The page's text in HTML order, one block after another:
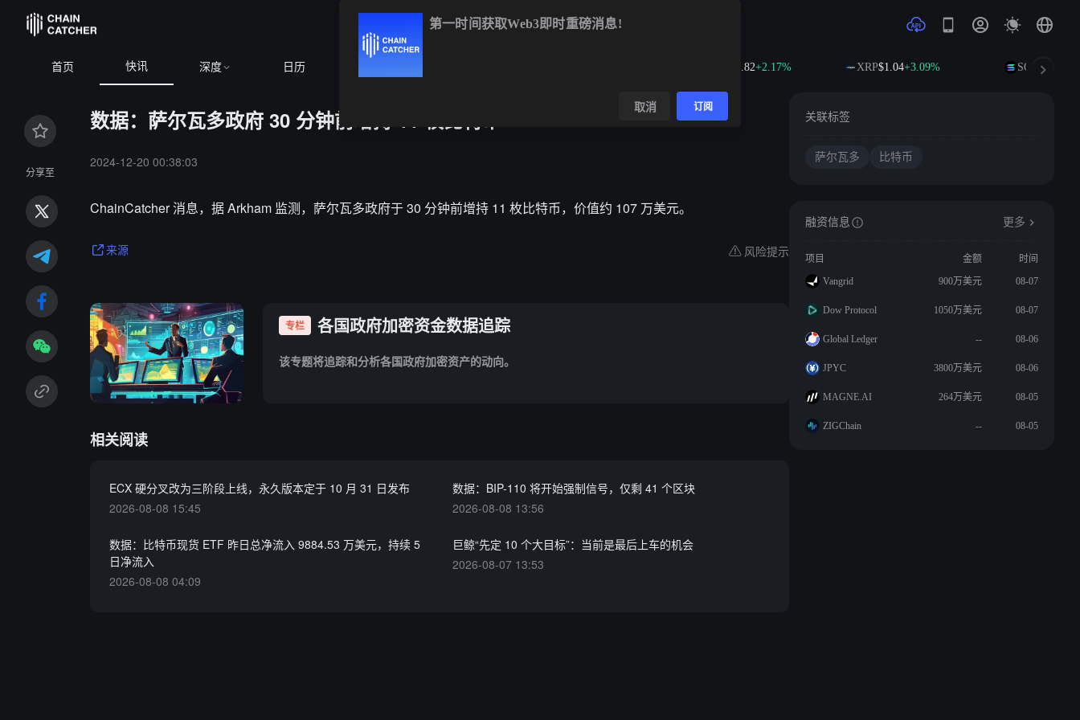
首页 快讯 深度 日历 $604.82+2.17% XRP$1.04+3.09% SOL $76.30
分享至
数据：萨尔瓦多政府 30 分钟前增持 11 枚比特币
2024-12-20 00:38:03
ChainCatcher 消息，据 Arkham 监测，萨尔瓦多政府于 30 分钟前增持 11 枚比特币，价值约 107 万美元。
来源 风险提示
专栏 各国政府加密资金数据追踪
该专题将追踪和分析各国政府加密资产的动向。
相关阅读
ECX 硬分叉改为三阶段上线，永久版本定于 10 月 31 日发布
2026-08-08 15:45
数据：BIP-110 将开始强制信号，仅剩 41 个区块
2026-08-08 13:56
数据：比特币现货 ETF 昨日总净流入 9884.53 万美元，持续 5
日净流入
2026-08-08 04:09
巨鲸“先定 10 个大目标”：当前是最后上车的机会
2026-08-07 13:53
关联标签
萨尔瓦多 比特币
融资信息 更多
项目 金额
时间
Vangrid
900万美元 08-07
Dow Protocol 1050万美元 08-07
Global Ledger -- 08-06
JPYC 3800万美元 08-06
MAGNE.AI 264万美元 08-05
ZIGChain -- 08-05
第一时间获取Web3即时重磅消息!
取消 订阅